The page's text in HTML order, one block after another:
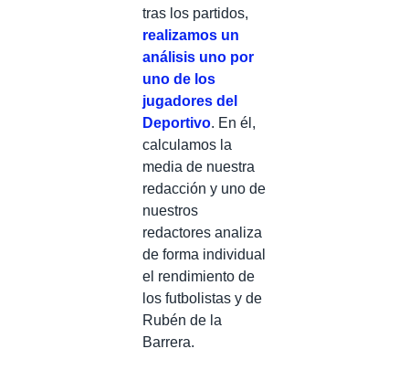
tras los partidos,
realizamos un
análisis uno por
uno de los
jugadores del
Deportivo. En él,
calculamos la
media de nuestra
redacción y uno de
nuestros
redactores analiza
de forma individual
el rendimiento de
los futbolistas y de
Rubén de la
Barrera.